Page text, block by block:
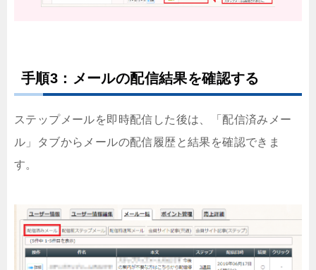
手順3：メールの配信結果を確認する
ステップメールを即時配信した後は、「配信済みメー
ル」タブからメールの配信履歴と結果を確認できま
す。